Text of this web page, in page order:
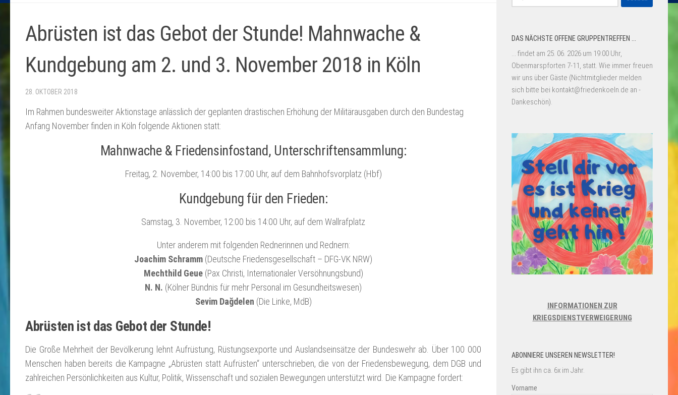
Abrüsten ist das Gebot der Stunde! Mahnwache &
Kundgebung am 2. und 3. November 2018 in Köln
28. OKTOBER 2018
Im Rahmen bundesweiter Aktionstage anlässlich der geplanten drastischen Erhöhung der Militärausgaben durch den Bundestag
Anfang November finden in Köln folgende Aktionen statt:
Mahnwache & Friedensinfostand, Unterschriftensammlung:
Freitag, 2. November, 14:00 bis 17:00 Uhr, auf dem Bahnhofsvorplatz (Hbf)
Kundgebung für den Frieden:
Samstag, 3. November, 12:00 bis 14:00 Uhr, auf dem Wallrafplatz
Unter anderem mit folgenden Rednerinnen und Rednern:
Joachim Schramm (Deutsche Friedensgesellschaft – DFG-VK NRW)
Mechthild Geue(Pax Christi, Internationaler Versöhnungsbund)
N. N. (Kölner Bündnis für mehr Personal im Gesundheitswesen)
Sevim Dağdelen (Die Linke, MdB)
Abrüsten ist das Gebot der Stunde!
Die Große Mehrheit der Bevölkerung lehnt Aufrüstung, Rüstungsexporte und Auslandseinsätze der Bundeswehr ab. Über 100 000
Menschen haben bereits die Kampagne „Abrüsten statt Aufrüsten“ unterschrieben, die von der Friedensbewegung, dem DGB und
zahlreichen Persönlichkeiten aus Kultur, Politik, Wissenschaft und sozialen Bewegungen unterstützt wird. Die Kampagne fordert:
nach:
DAS NÄCHSTE OFFENE GRUPPENTREFFEN ...
... findet am 25. 06. 2026 um 19:00 Uhr,
Obenmarspforten 7-11, statt. Wie immer freuen
wir uns über Gäste (Nichtmitglieder melden
sich bitte bei kontakt@friedenkoeln.de an -
Dankeschön).
INFORMATIONEN ZUR
KRIEGSDIENSTVERWEIGERUNG
ABONNIERE UNSEREN NEWSLETTER!
Es gibt ihn ca. 6x im Jahr.
Vorname